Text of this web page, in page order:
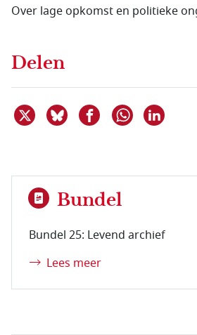
Over lage opkomst en politieke
Delen
Deel dit item op X
Deel dit item op Bluesky
Deel dit item op
Delen via
Bundel
Bundel 25: Levend archief
Lees meer